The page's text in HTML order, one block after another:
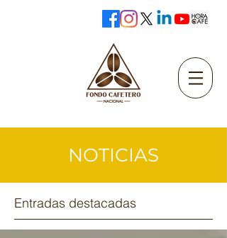
NOTICIAS
Entradas destacadas